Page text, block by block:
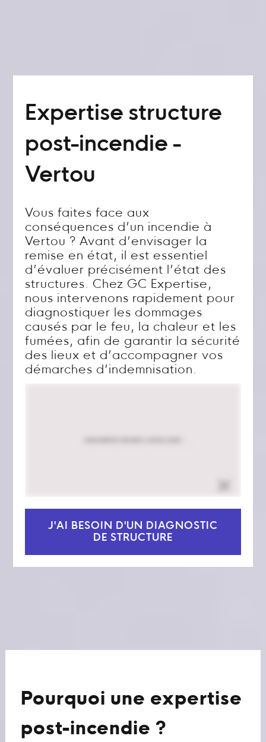
Expertise structure
post-incendie -
Vertou
Vous faites face aux
conséquences d’un incendie à
Vertou ? Avant d’envisager la
remise en état, il est essentiel
d’évaluer précisément l’état des
structures. Chez GC Expertise,
nous intervenons rapidement pour
diagnostiquer les dommages
causés par le feu, la chaleur et les
fumées, afin de garantir la sécurité
des lieux et d’accompagner vos
démarches d’indemnisation.
J'AI BESOIN D'UN DIAGNOSTIC
DE STRUCTURE
Pourquoi une expertise
post-incendie ?